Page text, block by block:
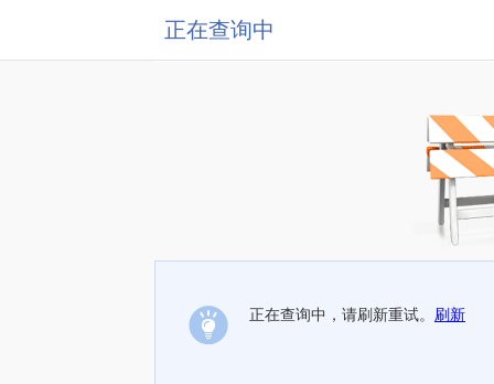
正在查询中
正在查询中，请刷新重试。 刷新